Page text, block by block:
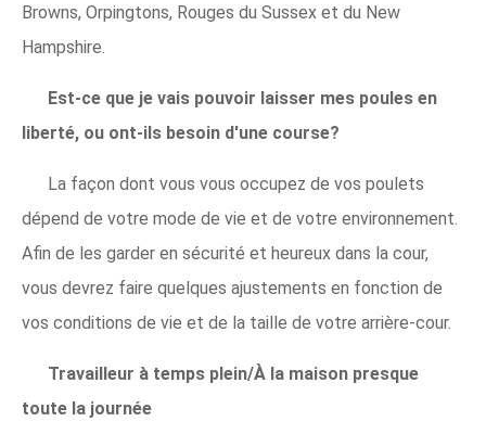
Browns, Orpingtons, Rouges du Sussex et du New
Hampshire.
Est-ce que je vais pouvoir laisser mes poules en
liberté, ou ont-ils besoin d'une course?
La façon dont vous vous occupez de vos poulets
dépend de votre mode de vie et de votre environnement.
Afin de les garder en sécurité et heureux dans la cour,
vous devrez faire quelques ajustements en fonction de
vos conditions de vie et de la taille de votre arrière-cour.
Travailleur à temps plein/À la maison presque
toute la journée